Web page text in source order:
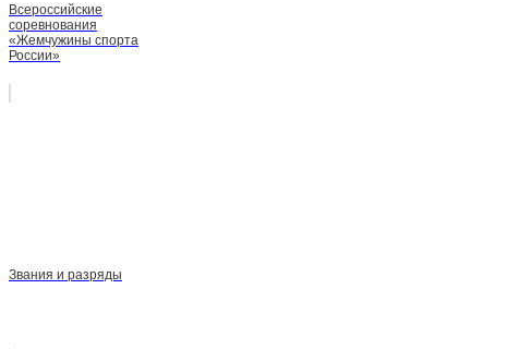
Всероссийские
соревнования
«Жемчужины спорта
России»
Звания и разряды